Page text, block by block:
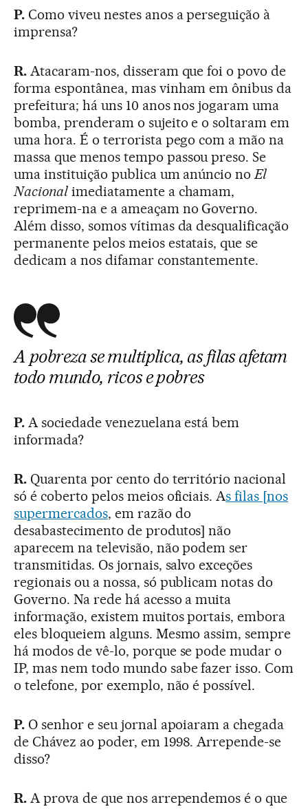
P.Como viveu nestes anos a perseguição à
imprensa?
R.Atacaram-nos, disseram que foi o povo de
forma espontânea, mas vinham em ônibus da
prefeitura; há uns 10 anos nos jogaram uma
bomba, prenderam o sujeito e o soltaram em
uma hora. É o terrorista pego com a mão na
massa que menos tempo passou preso. Se
uma instituição publica um anúncio noEl
Nacionalimediatamente a chamam,
reprimem-na e a ameaçam no Governo.
Além disso, somos vítimas da desqualificação
permanente pelos meios estatais, que se
dedicam a nos difamar constantemente.
A pobreza se multiplica, as filas afetam
todo mundo, ricos e pobres
P.A sociedade venezuelana está bem
informada?
R.Quarenta por cento do território nacional
só é coberto pelos meios oficiais. As filas [nos
supermercados, em razão do
desabastecimento de produtos] não
aparecem na televisão, não podem ser
transmitidas. Os jornais, salvo exceções
regionais ou a nossa, só publicam notas do
Governo. Na rede há acesso a muita
informação, existem muitos portais, embora
eles bloqueiem alguns. Mesmo assim, sempre
há modos de vê-lo, porque se pode mudar o
IP, mas nem todo mundo sabe fazer isso. Com
o telefone, por exemplo, não é possível.
P.O senhor e seu jornal apoiaram a chegada
de Chávez ao poder, em 1998. Arrepende-se
disso?
R.A prova de que nos arrependemos é o que